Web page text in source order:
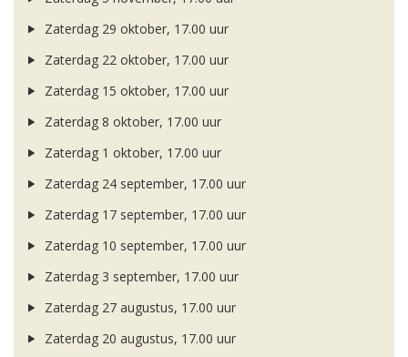
Zaterdag 29 oktober, 17.00 uur
Zaterdag 22 oktober, 17.00 uur
Zaterdag 15 oktober, 17.00 uur
Zaterdag 8 oktober, 17.00 uur
Zaterdag 1 oktober, 17.00 uur
Zaterdag 24 september, 17.00 uur
Zaterdag 17 september, 17.00 uur
Zaterdag 10 september, 17.00 uur
Zaterdag 3 september, 17.00 uur
Zaterdag 27 augustus, 17.00 uur
Zaterdag 20 augustus, 17.00 uur